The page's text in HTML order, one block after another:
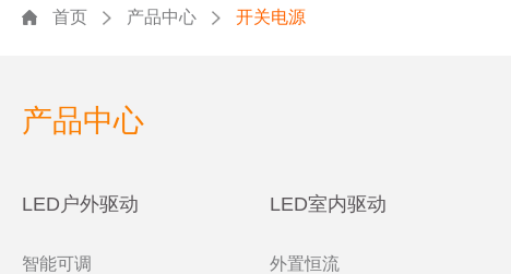
首页 产品中心 开关电源
产品中心
LED户外驱动
智能可调
LED室内驱动
外置恒流